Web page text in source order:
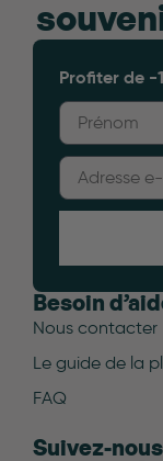
Profiter de -
Besoin
Nous contacter
Le guide de la
FAQ
Suivez-nous